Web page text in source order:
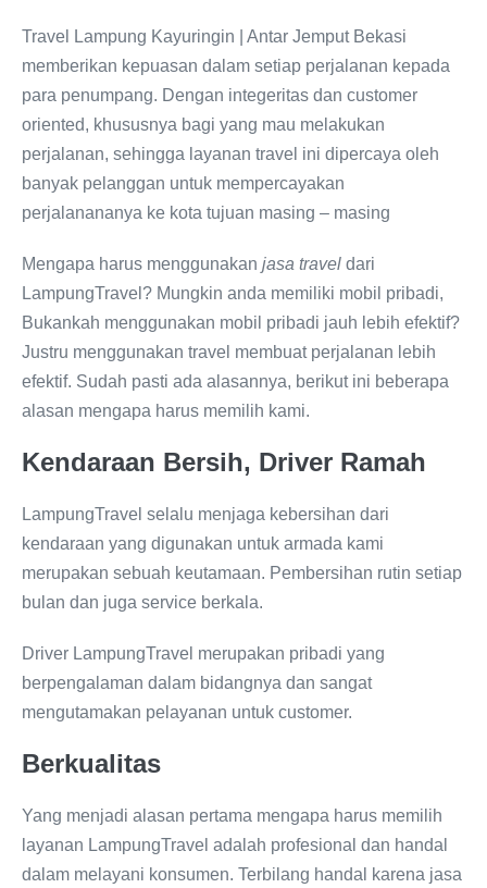
Travel Lampung Kayuringin | Antar Jemput Bekasi
memberikan kepuasan dalam setiap perjalanan kepada
para penumpang. Dengan integeritas dan customer
oriented, khususnya bagi yang mau melakukan
perjalanan, sehingga layanan travel ini dipercaya oleh
banyak pelanggan untuk mempercayakan
perjalanananya ke kota tujuan masing – masing
Mengapa harus menggunakan jasa travel dari
LampungTravel? Mungkin anda memiliki mobil pribadi,
Bukankah menggunakan mobil pribadi jauh lebih efektif?
Justru menggunakan travel membuat perjalanan lebih
efektif. Sudah pasti ada alasannya, berikut ini beberapa
alasan mengapa harus memilih kami.
Kendaraan Bersih, Driver Ramah
LampungTravel selalu menjaga kebersihan dari
kendaraan yang digunakan untuk armada kami
merupakan sebuah keutamaan. Pembersihan rutin setiap
bulan dan juga service berkala.
Driver LampungTravel merupakan pribadi yang
berpengalaman dalam bidangnya dan sangat
mengutamakan pelayanan untuk customer.
Berkualitas
Yang menjadi alasan pertama mengapa harus memilih
layanan LampungTravel adalah profesional dan handal
dalam melayani konsumen. Terbilang handal karena jasa